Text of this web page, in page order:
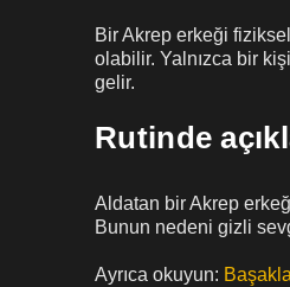
Bir Akrep erkeği
olabilir. Yalnızca bir
gelir.
Rutinde
Aldatan bir Akrep
Bunun nedeni gizli
Ayrıca okuyun: